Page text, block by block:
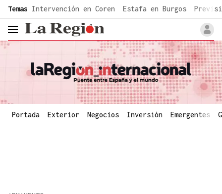
common.go-to-content
Temas Intervención en Coren Estafa en Burgos
header.menu.open
Portada Exterior Negocios Inversión Emergentes